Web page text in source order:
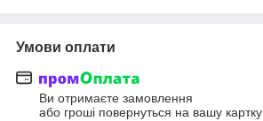
Умови оплати
Ви отримаєте замовлення
або гроші повернуться на вашу картку